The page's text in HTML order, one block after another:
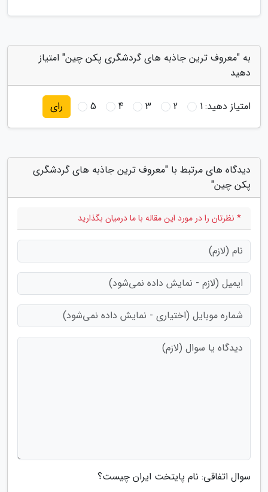
به "معروف ترین جاذبه های گردشگری پکن چین" امتیاز
دهید
امتیاز دهید:1
2
3
4
5 رای
دیدگاه های مرتبط با "معروف ترین جاذبه های گردشگری
پکن چین"
* نظرتان را در مورد این مقاله با ما درمیان بگذارید
سوال اتفاقی: نام پایتخت ایران چیست؟